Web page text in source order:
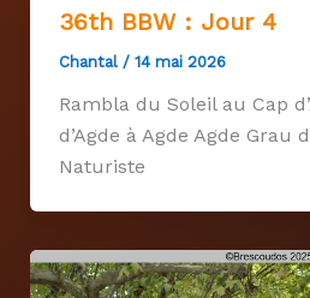
36th BBW : Jour 4
Chantal / 14 mai 2026
Rambla du Soleil au Cap
d’Agde à Agde Agde Grau
Naturiste